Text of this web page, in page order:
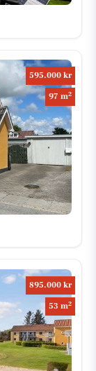
595.000 kr
97 m2
895.000 kr
53 m2